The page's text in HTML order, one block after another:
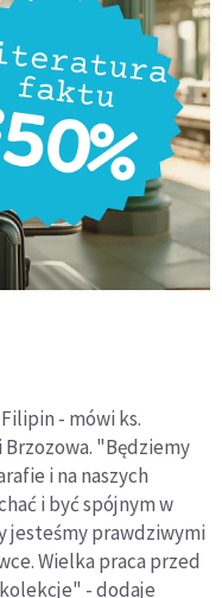
- mówi ks.
Brzozowa. "Będziemy
i na naszych
i być spójnym w
jesteśmy prawdziwymi
Wielka praca przed
- dodaje